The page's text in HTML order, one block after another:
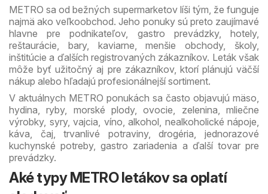
METRO sa od bežných supermarketov líši tým, že funguje
najmä ako veľkoobchod. Jeho ponuky sú preto zaujímavé
hlavne pre podnikateľov, gastro prevádzky, hotely,
reštaurácie, bary, kaviarne, menšie obchody, školy,
inštitúcie a ďalších registrovaných zákazníkov. Leták však
môže byť užitočný aj pre zákazníkov, ktorí plánujú väčší
nákup alebo hľadajú profesionálnejší sortiment.
V aktuálnych METRO ponukách sa často objavujú mäso,
hydina, ryby, morské plody, ovocie, zelenina, mliečne
výrobky, syry, vajcia, víno, alkohol, nealkoholické nápoje,
káva, čaj, trvanlivé potraviny, drogéria, jednorazové
kuchynské potreby, gastro zariadenia a ďalší tovar pre
prevádzky.
Aké typy METRO letákov sa oplatí